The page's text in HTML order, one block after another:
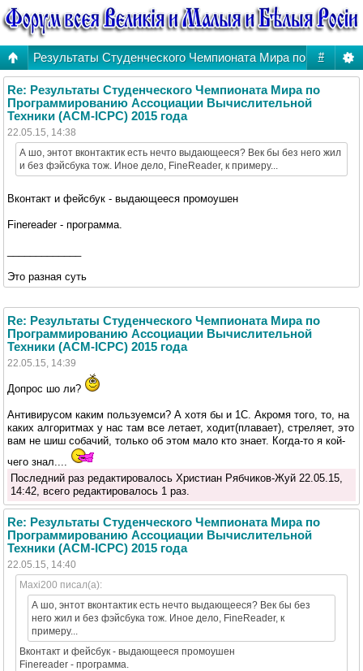
#
Результаты Студенческого Чемпионата Мира по
Re: Результаты Студенческого Чемпионата Мира по
Программированию Ассоциации Вычислительной
Техники (ACM-ICPC) 2015 года
22.05.15, 14:38
А шо, энтот вконтактик есть нечто выдающееся? Век бы без него жил
и без фэйсбука тож. Иное дело, FineReader, к примеру...
Вконтакт и фейсбук - выдающееся промоушен
Finereader - программа.
Это разная суть
Re: Результаты Студенческого Чемпионата Мира по
Программированию Ассоциации Вычислительной
Техники (ACM-ICPC) 2015 года
22.05.15, 14:39
Допрос шо ли?
Антивирусом каким пользуемси? А хотя бы и 1С. Акромя того, то, на
каких алгоритмах у нас там все летает, ходит(плавает), стреляет, это
вам не шиш собачий, только об этом мало кто знает. Когда-то я кой-
чего знал....
Последний раз редактировалось Христиан Рябчиков-Жуй 22.05.15,
14:42, всего редактировалось 1 раз.
Re: Результаты Студенческого Чемпионата Мира по
Программированию Ассоциации Вычислительной
Техники (ACM-ICPC) 2015 года
22.05.15, 14:40
Maxi200 писал(а):
А шо, энтот вконтактик есть нечто выдающееся? Век бы без
него жил и без фэйсбука тож. Иное дело, FineReader, к
примеру...
Вконтакт и фейсбук - выдающееся промоушен
Finereader - программа.